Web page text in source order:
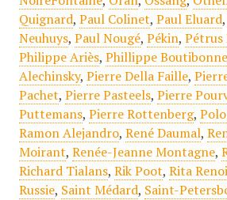
Quignard, Paul Colinet, Paul Eluard,
Neuhuys, Paul Nougé, Pékin, Pétrus
Philippe Ariès, Phillippe
Alechinsky, Pierre Della Faille,
Pachet, Pierre Pasteels, Pierre
Puttemans, Pierre Rottenberg,
Ramon Alejandro, René Daumal,
Moirant, Renée-Jeanne Montagne,
Richard Tialans, Rik Poot, Rita
Russie, Saint Médard, Saint-